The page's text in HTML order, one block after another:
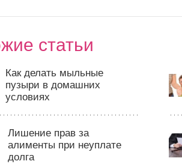
статьи
Как делать мыльные
пузыри в домашних
условиях
Лишение прав за
алименты при неуплате
долга